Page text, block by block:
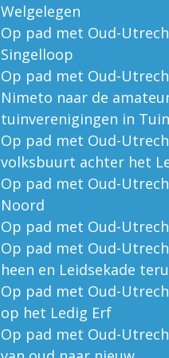
Welgelegen
Op pad met Oud-
Singelloop
Op pad met Oud-
Nimeto naar de
tuinverenigingen in
Op pad met Oud-
volksbuurt achter het
Op pad met Oud-
Noord
Op pad met Oud-
Op pad met Oud-
heen en Leidsekade
Op pad met Oud-
op het Ledig Erf
Op pad met Oud-